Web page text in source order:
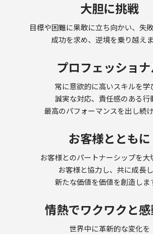
大胆に挑戦
目標や困難に果敢に立ち向かい、失敗
成功を求め、逆境を乗り越えま
プロフェッショ
常に意欲的に高いスキルを学
誠実な対応、責任感のある行
最高のパフォーマンスを出し続け
お客様とともに
お客様とのパートナーシップを大
お客様と協力し、共に成長し
新たな価値を価値を創造しま
情熱でワクワクと
世界中に革新的な変化を